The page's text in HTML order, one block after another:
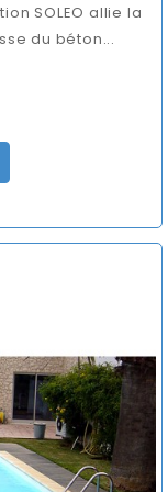
SOLEO allie la
du béton...